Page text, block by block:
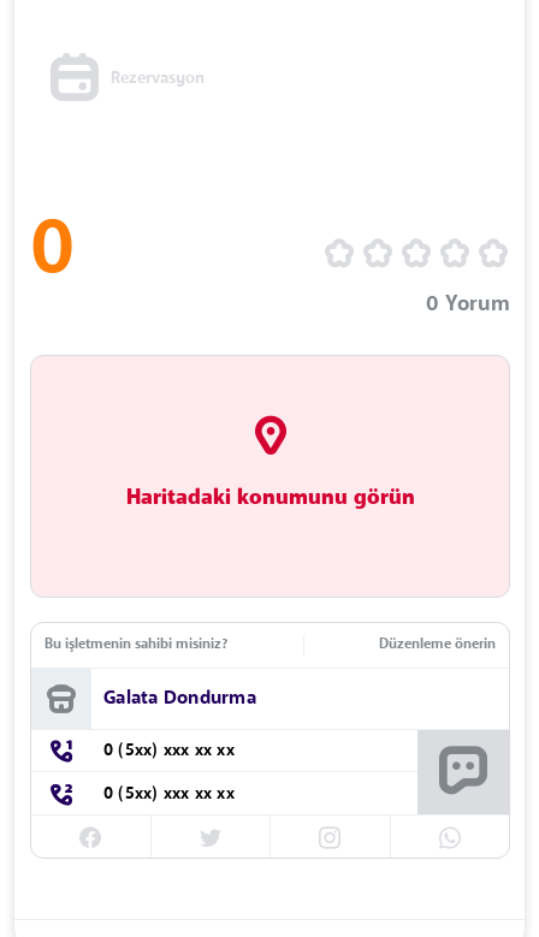
Rezervasyon
0
0 Yorum
Haritadaki konumunu görün
Bu işletmenin sahibi misiniz? Düzenleme önerin
Galata Dondurma
0 (5xx) xxx xx xx
0 (5xx) xxx xx xx